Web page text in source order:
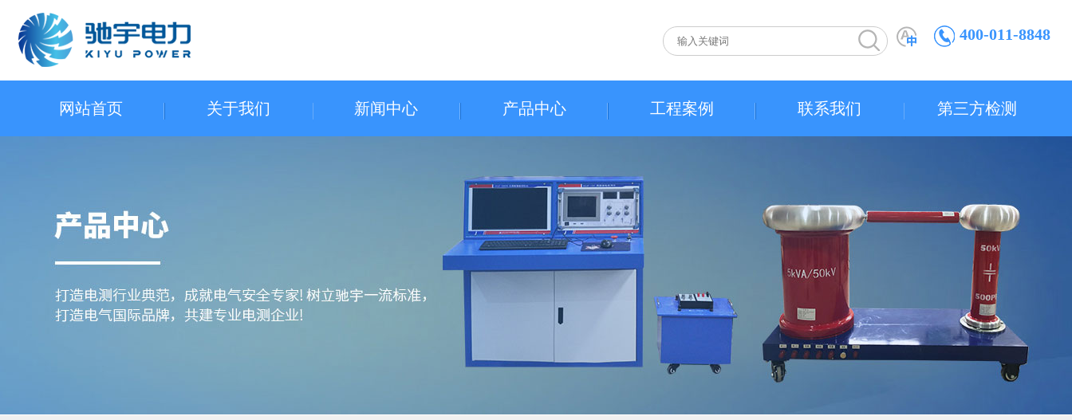
400-011-8848
网站首页 关于我们 新闻中心 产品中心 工程案例 联系我们 第三方检测